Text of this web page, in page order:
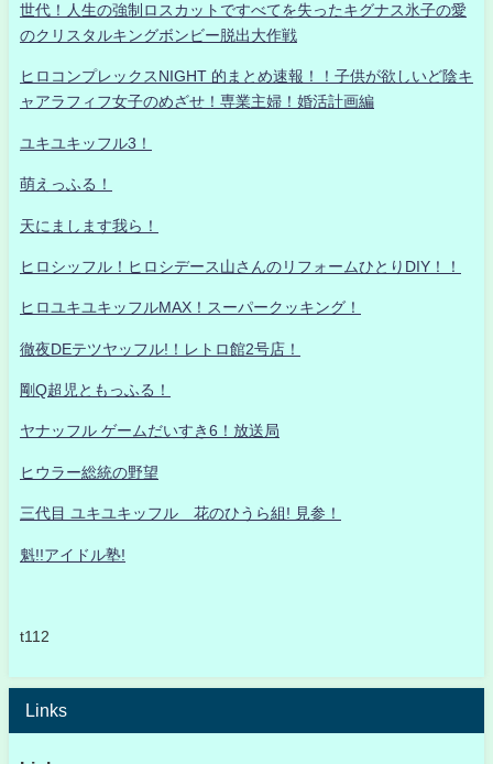
世代！人生の強制ロスカットですべてを失ったキグナス氷子の愛
のクリスタルキングボンビー脱出大作戦
ヒロコンプレックスNIGHT 的まとめ速報！！子供が欲しいど陰キ
ャアラフィフ女子のめざせ！専業主婦！婚活計画編
ユキユキッフル3！
萌えっふる！
天にまします我ら！
ヒロシッフル！ヒロシデース山さんのリフォームひとりDIY！！
ヒロユキユキッフルMAX！スーパークッキング！
徹夜DEテツヤッフル!！レトロ館2号店！
剛Q超児ともっふる！
ヤナッフル ゲームだいすき6！放送局
ヒウラー総統の野望
三代目 ユキユキッフル 花のひうら組! 見参！
魁!!アイドル塾!
t112
Links